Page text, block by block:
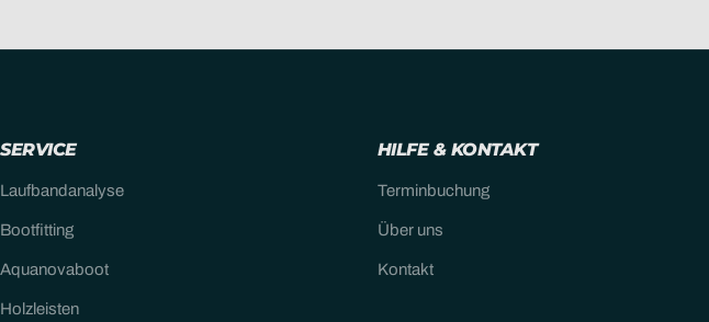
SERVICE
Laufbandanalyse
Bootfitting
Aquanovaboot
Holzleisten
HILFE & KONTAKT
Terminbuchung
Über uns
Kontakt